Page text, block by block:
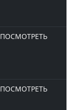
ПОСМОТРЕТЬ
ПОСМОТРЕТЬ